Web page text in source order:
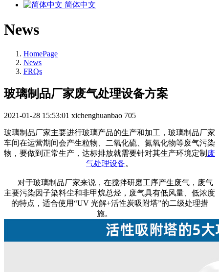
简体中文
News
HomePage
News
FRQs
玻璃制品厂家废气处理设备方案
2021-01-28 15:53:01 xichenghuanbao 705
玻璃制品厂家主要进行玻璃产品的生产和加工，玻璃制品厂家
车间在运营期间会产生粒物、二氧化硫、氮氧化物等废气污染
物，要做到正常生产，达标排放就需要针对其生产环境定制 废
气处理设备。
对于玻璃制品厂家来说，在搅拌研磨工序产生废气，废气
主要污染因子染料尘和非甲烷总烃，废气具有低风量、低浓度
的特点，适合使用“UV 光解+活性炭吸附塔”的二级处理措
施。